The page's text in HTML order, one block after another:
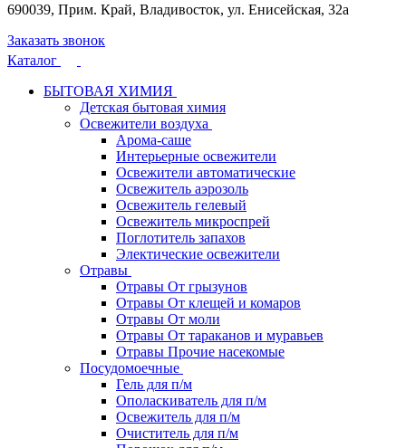
690039, Прим. Край, Владивосток, ул. Енисейская, 32а
Заказать звонок
Каталог
БЫТОВАЯ ХИМИЯ
Детская бытовая химия
Освежители воздуха
Арома-саше
Интерьерные освежители
Освежители автоматические
Освежитель аэрозоль
Освежитель гелевый
Освежитель микроспрей
Поглотитель запахов
Электические освежители
Отравы
Отравы От грызунов
Отравы От клещей и комаров
Отравы От моли
Отравы От тараканов и муравьев
Отравы Прочие насекомые
Посудомоечные
Гель для п/м
Ополаскиватель для п/м
Освежитель для п/м
Очиститель для п/м